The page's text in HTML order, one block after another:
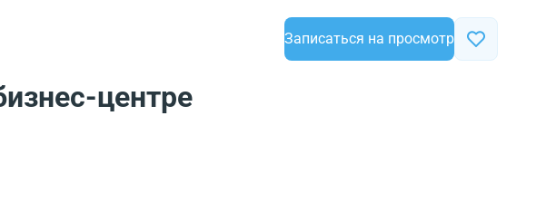
Записаться на просмотр
центре